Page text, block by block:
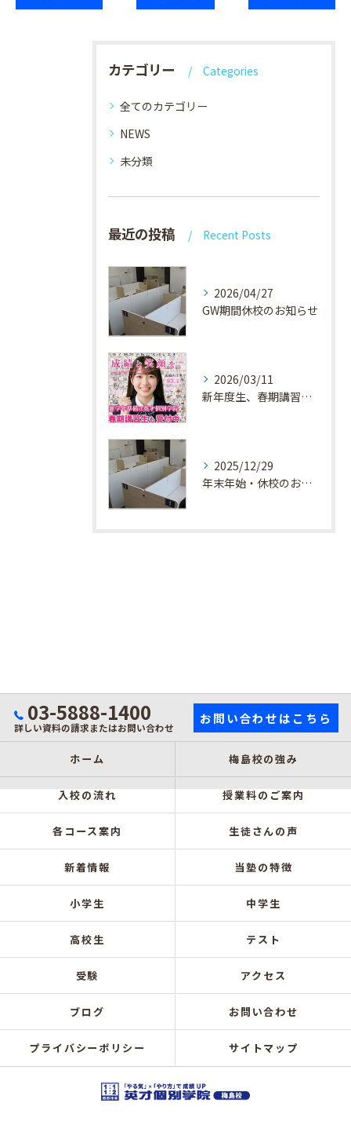
カテゴリー Categories
全てのカテゴリー
NEWS
未分類
最近の投稿 Recent Posts
2026/04/27
GW期間休校のお知らせ
2026/03/11
新年度生、春期講習生 受付中！
2025/12/29
年末年始・休校のお知らせ
03-5888-1400
詳しい資料の請求またはお問い合わせ
お問い合わせはこちら
ホーム 梅島校の強み
入校の流れ 授業料のご案内
各コース案内 生徒さんの声
新着情報 当塾の特徴
小学生 中学生
高校生 テスト
受験 アクセス
ブログ お問い合わせ
プライバシーポリシー サイトマップ